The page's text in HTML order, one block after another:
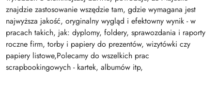
znajdzie zastosowanie wszędzie tam, gdzie wymagana jest
najwyższa jakość, oryginalny wygląd i efektowny wynik - w
pracach takich, jak: dyplomy, foldery, sprawozdania i raporty
roczne firm, torby i papiery do prezentów, wizytówki czy
papiery listowe,Polecamy do wszelkich prac
scrapbookingowych - kartek, albumów itp,